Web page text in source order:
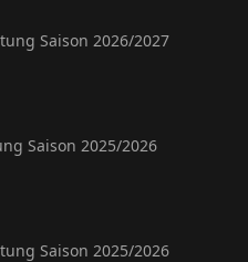
Saison 2026/2027
Saison 2025/2026
Saison 2025/2026